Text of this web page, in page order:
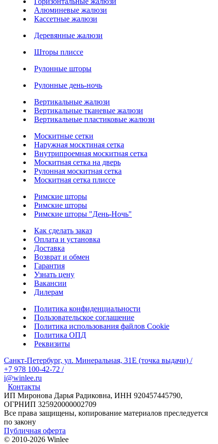
Алюминевые жалюзи
Кассетные жалюзи
Деревянные жалюзи
Шторы плиссе
Рулонные шторы
Рулонные день-ночь
Вертикальные жалюзи
Вертикальные тканевые жалюзи
Вертикальные пластиковые жалюзи
Москитные сетки
Наружная москтиная сетка
Внутрипроемная москитная сетка
Москитная сетка на дверь
Рулонная москитная сетка
Москитная сетка плиссе
Римские шторы
Римские шторы
Римские шторы "День-Ночь"
Как сделать заказ
Оплата и установка
Доставка
Возврат и обмен
Гарантия
Узнать цену
Вакансии
Дилерам
Политика конфиденциальности
Пользовательское соглашение
Политика использования файлов Cookie
Политика ОПД
Реквизиты
Санкт-Петербург, ул. Минеральная, 31Е (точка выдачи) /
+7 978 100-42-72 /
i@winlee.ru
Контакты
ИП Миронова Дарья Радиковна, ИНН 920457445790,
ОГРНИП 325920000002709
Все права защищены, копирование материалов преследуется
по закону
Публичная оферта
© 2010-2026 Winlee